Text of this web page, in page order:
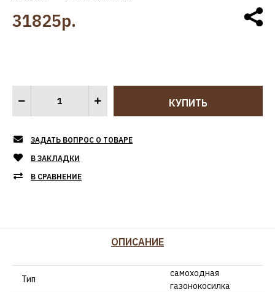
31825р.
ЗАДАТЬ ВОПРОС О ТОВАРЕ
В ЗАКЛАДКИ
В СРАВНЕНИЕ
ОПИСАНИЕ
Тип
самоходная
газонокосилка